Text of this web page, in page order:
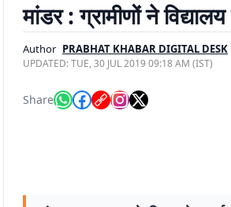
मांडर : ग्रामीणों ने
Author PRABHAT KHABAR DIGITAL DESK
UPDATED:TUE, 30 JUL 2019 09:18 AM (IST)
Share